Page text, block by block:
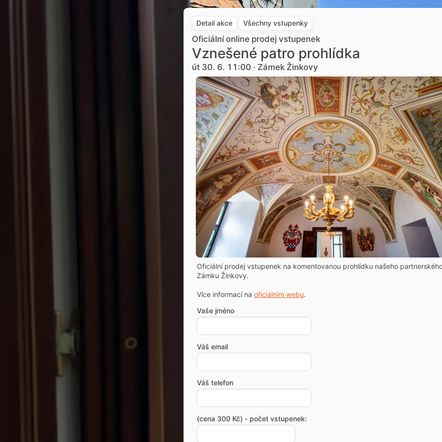
Detail akce Všechny vstupenky
Oficiální online prodej vstupenek
Vznešené patro prohlídka
út 30. 6. 11:00 · Zámek Žinkovy
Oficiální prodej vstupenek na komentovanou prohlídku našeho
Zámku Žinkovy.
Více informací na oficiálním webu.
Vaše jméno
Váš email
Váš telefon
(cena 300 Kč) - počet vstupenek: